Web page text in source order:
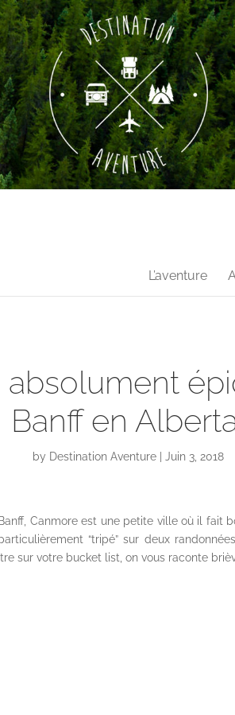
L’aventure
Banff en
by Destination Aventure Juin 3, 2018
Canmore est une petite ville où il fait
“tripé” sur deux
sur votre bucket list, on vous raconte